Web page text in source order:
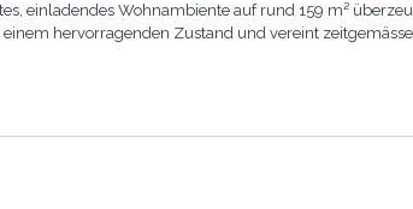
einladendes Wohnambiente auf rund 159 m²
hervorragenden Zustand und vereint